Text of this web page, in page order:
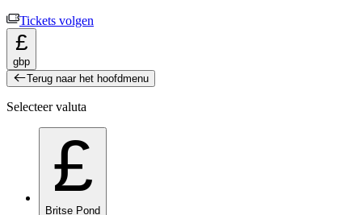
Tickets volgen
£
gbp
Terug naar het hoofdmenu
Selecteer valuta
£
Britse Pond